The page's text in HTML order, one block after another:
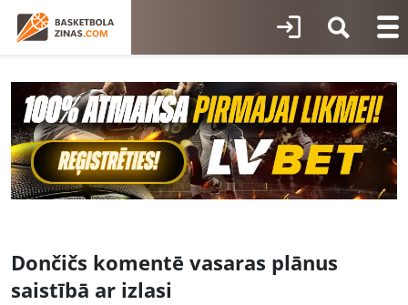
Dončičs komentē vasaras plānus
saistībā ar izlasi